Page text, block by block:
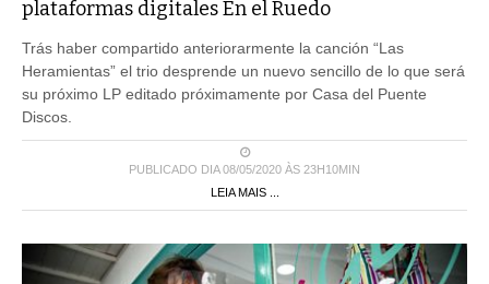
Trás haber compartido anteriorarmente la canción “Las
Heramientas” el trio desprende un nuevo sencillo de lo que será
su próximo LP editado próximamente por Casa del Puente
Discos.
PUBLICADO DIA 08/05/2020 ÀS 23H10MIN
LEIA MAIS ...